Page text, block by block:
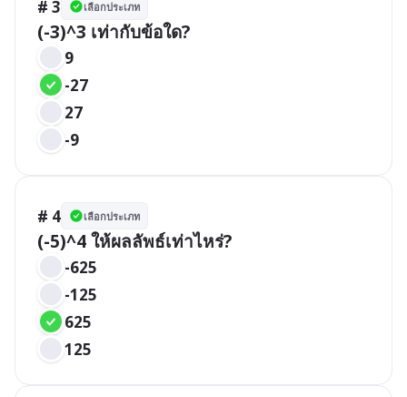
# 3 เลือกประเภท
(-3)^3 เท่ากับข้อใด?
9
-27
27
-9
# 4 เลือกประเภท
(-5)^4 ให้ผลลัพธ์เท่าไหร่?
-625
-125
625
125